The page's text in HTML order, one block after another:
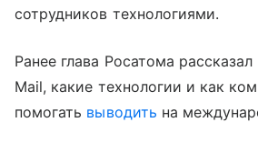
сотрудников технологиями.
Ранее глава Росатома
Mail, какие технологии и как
помогать выводить на